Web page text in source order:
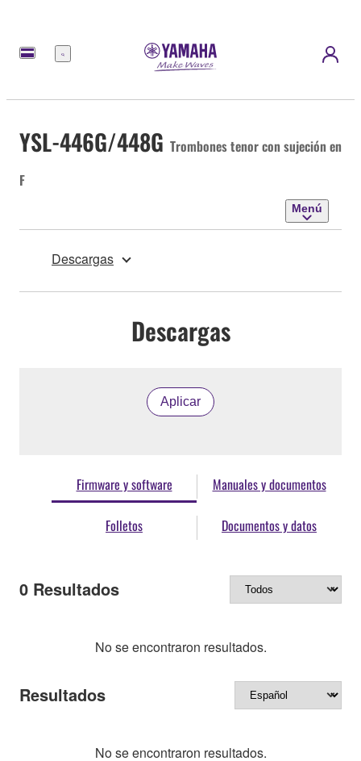
Menú
YSL-446G/448G Trombones tenor con sujeción en
F
Menú
Descargas
Descargas
Aplicar
Firmware y software Manuales y documentos
Folletos Documentos y datos
0 Resultados
No se encontraron resultados.
Resultados
No se encontraron resultados.